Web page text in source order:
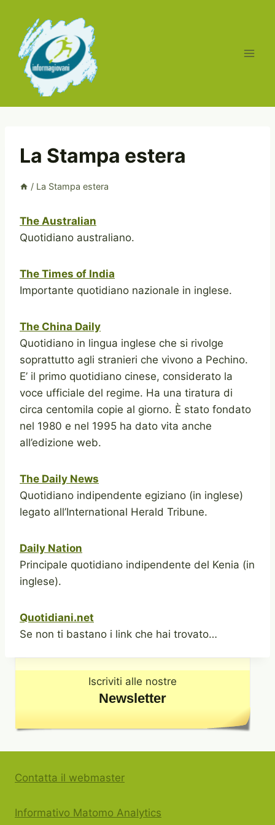
contenuto
La Stampa estera
/ La Stampa estera
The Australian
Quotidiano australiano.
The Times of India
Importante quotidiano nazionale in inglese.
The China Daily
Quotidiano in lingua inglese che si rivolge
soprattutto agli stranieri che vivono a Pechino.
E’ il primo quotidiano cinese, considerato la
voce ufficiale del regime. Ha una tiratura di
circa centomila copie al giorno. È stato fondato
nel 1980 e nel 1995 ha dato vita anche
all’edizione web.
The Daily News
Quotidiano indipendente egiziano (in inglese)
legato all’International Herald Tribune.
Daily Nation
Principale quotidiano indipendente del Kenia (in
inglese).
Quotidiani.net
Se non ti bastano i link che hai trovato…
Iscriviti alle nostre
Newsletter
Contatta il webmaster
Informativo Matomo Analytics